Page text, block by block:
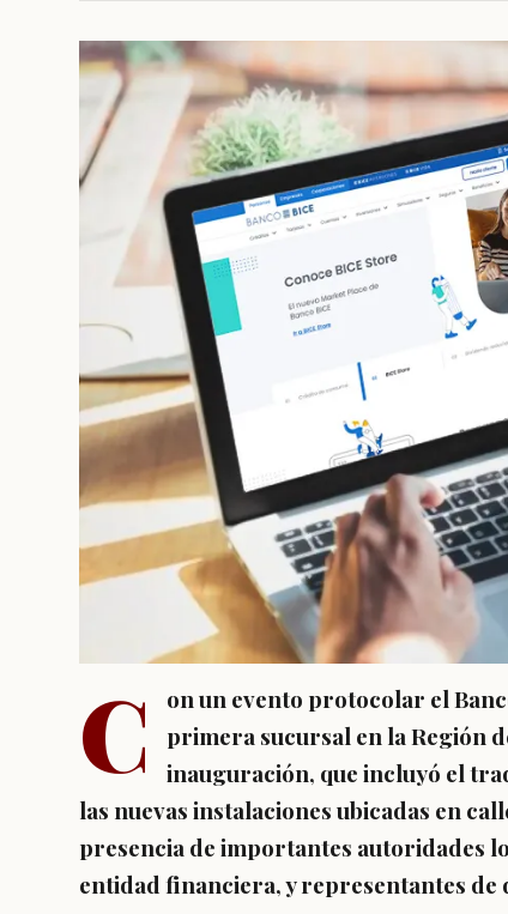
C
on un evento protocolar el
primera sucursal en la Región
inauguración, que incluyó el
las nuevas instalaciones ubicadas en
presencia de importantes autoridades
entidad financiera, y representantes de